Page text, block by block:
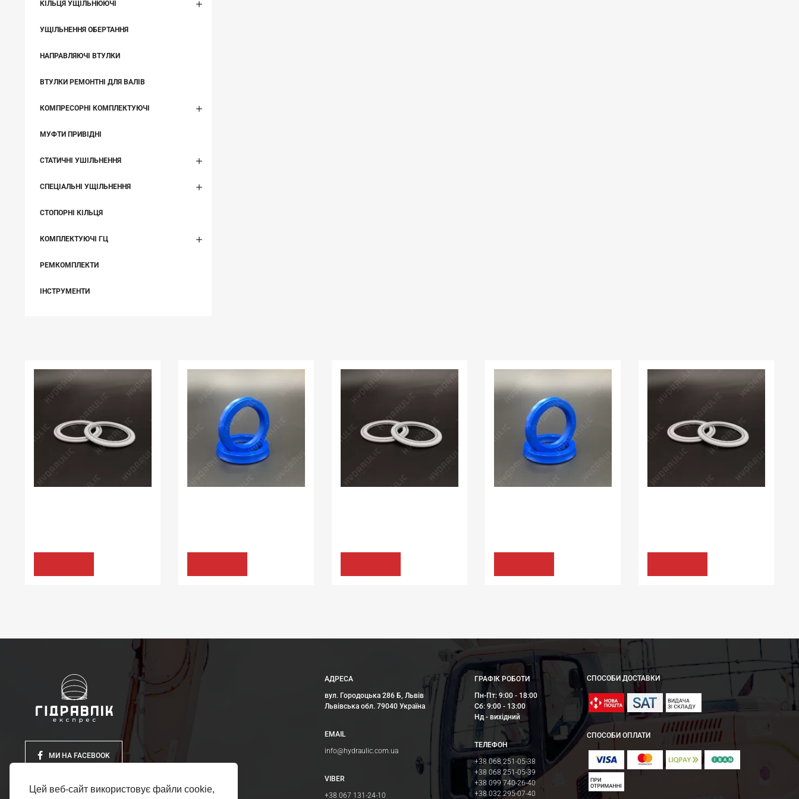
Цей веб-сайт використовує файли cookie,
КІЛЬЦЯ УЩІЛЬНЮЮЧІ
УЩІЛЬНЕННЯ ОБЕРТАННЯ
НАПРАВЛЯЮЧІ ВТУЛКИ
ВТУЛКИ РЕМОНТНІ ДЛЯ ВАЛІВ
КОМПРЕСОРНІ КОМПЛЕКТУЮЧІ
МУФТИ ПРИВІДНІ
СТАТИЧНІ УШІЛЬНЕННЯ
СПЕЦІАЛЬНІ УЩІЛЬНЕННЯ
СТОПОРНІ КІЛЬЦЯ
КОМПЛЕКТУЮЧІ ГЦ
РЕМКОМПЛЕКТИ
ІНСТРУМЕНТИ
МИ НА FACEBOOK
АДРЕСА
вул. Городоцька 286 Б, Львів
Львівська обл. 79040 Україна
EMAIL
info@hydraulic.com.ua
VIBER
+38 067 131-24-10
ГРАФІК РОБОТИ
Пн-Пт: 9:00 - 18:00
Сб: 9:00 - 13:00
Нд - вихідний
ТЕЛЕФОН
+38 068 251-05-38
+38 068 251-05-39
+38 099 740-26-40
+38 032 295-07-40
СПОСОБИ ДОСТАВКИ
СПОСОБИ ОПЛАТИ